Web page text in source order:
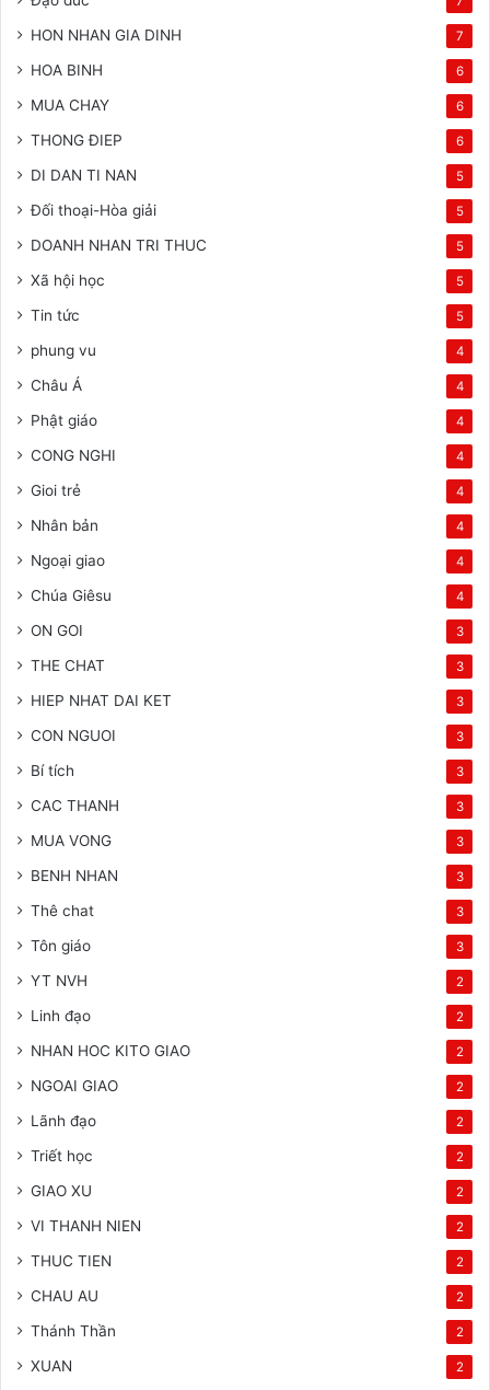
HON NHAN GIA DINH 7
HOA BINH 6
MUA CHAY 6
THONG ĐIEP 6
DI DAN TI NAN 5
Đối thoại-Hòa giải 5
DOANH NHAN TRI THUC 5
Xã hội học 5
Tin tức 5
phung vu 4
Châu Á 4
Phật giáo 4
CONG NGHI 4
Gioi trẻ 4
Nhân bản 4
Ngoại giao 4
Chúa Giêsu 4
ON GOI 3
THE CHAT 3
HIEP NHAT DAI KET 3
CON NGUOI 3
Bí tích 3
CAC THANH 3
MUA VONG 3
BENH NHAN 3
Thê chat 3
Tôn giáo 3
YT NVH 2
Linh đạo 2
NHAN HOC KITO GIAO 2
NGOAI GIAO 2
Lãnh đạo 2
Triết học 2
GIAO XU 2
VI THANH NIEN 2
THUC TIEN 2
CHAU AU 2
Thánh Thần 2
XUAN 2